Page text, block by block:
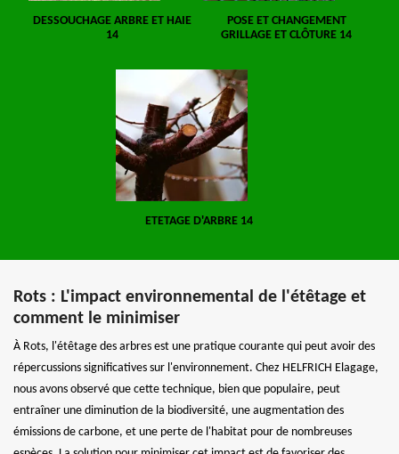
DESSOUCHAGE ARBRE ET HAIE
14
POSE ET CHANGEMENT
GRILLAGE ET CLÔTURE 14
ETETAGE D'ARBRE 14
Rots : L'impact environnemental de l'étêtage et
comment le minimiser
À Rots, l'étêtage des arbres est une pratique courante qui peut avoir des
répercussions significatives sur l'environnement. Chez HELFRICH Elagage,
nous avons observé que cette technique, bien que populaire, peut
entraîner une diminution de la biodiversité, une augmentation des
émissions de carbone, et une perte de l'habitat pour de nombreuses